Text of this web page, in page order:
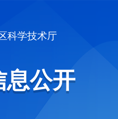
科学技术厅
息公开